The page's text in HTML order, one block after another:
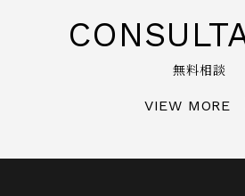
無料相談
VIEW MORE